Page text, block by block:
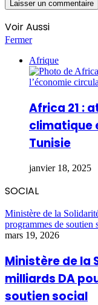
Voir Aussi
Fermer
Afrique
Africa 21 :
climatique
Tunisie
janvier 18, 2025
SOCIAL
Ministère de la
programmes de soutien
mars 19, 2026
Ministère de la
milliards DA
soutien social